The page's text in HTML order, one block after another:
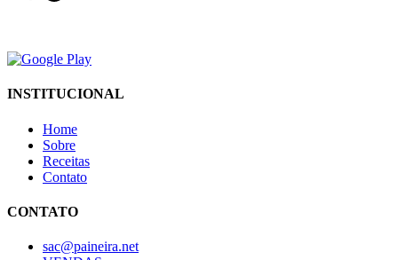
INSTITUCIONAL
Home
Sobre
Receitas
Contato
CONTATO
sac@paineira.net